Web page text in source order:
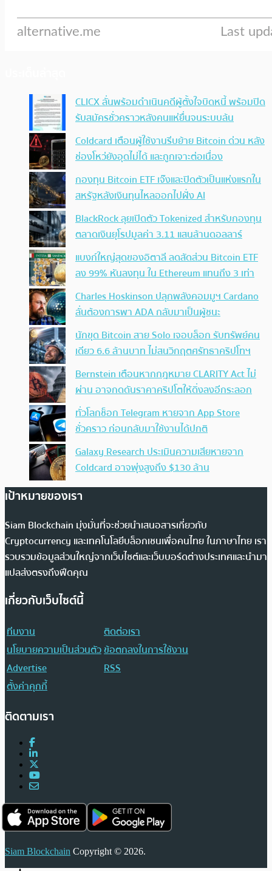
CLICX ลั่นพร้อมดำเนินคดีผู้ตั้งใจบิดหนี้ พร้อมปิด
รับสมัครชั่วคราวหลังคนแห่ยื่นจนระบบล้น
Coldcard เตือนผู้ใช้งานรีบย้าย Bitcoin ด่วน หลัง
ช่องโหว่ยังอุดไม่ได้ และถูกเจาะต่อเนื่อง
กองทุน Bitcoin ETF เจ๊งและปิดตัวเป็นแห่งแรกใน
สหรัฐหลังเงินทุนไหลออกไปฝั่ง AI
BlackRock ลุยเปิดตัว Tokenized สำหรับกองทุน
ตลาดเงินยุโรปมูลค่า 3.11 แสนล้านดอลลาร์
แบงก์ใหญ่สุดของอิตาลี ลดสัดส่วน Bitcoin ETF
ลง 99% หันลงทุน ใน Ethereum แทนถึง 3 เท่า
Charles Hoskinson ปลุกพลังคอมมูฯ Cardano
ลั่นต้องการพา ADA กลับมาเป็นผู้ชนะ
นักขุด Bitcoin สาย Solo เจอบล็อก รับทรัพย์คน
เดียว 6.6 ล้านบาท ไม่สนวิกฤตศรัทธาคริปโทฯ
Bernstein เตือนหากกฎหมาย CLARITY Act ไม่
ผ่าน อาจกดดันราคาคริปโตให้ดิ่งลงอีกระลอก
ทั่วโลกช็อก Telegram หายจาก App Store
ชั่วคราว ก่อนกลับมาใช้งานได้ปกติ
Galaxy Research ประเมินความเสียหายจาก
Coldcard อาจพุ่งสูงถึง $130 ล้าน
เป้าหมายของเรา
Siam Blockchain มุ่งมั่นที่จะช่วยนำเสนอสารเกี่ยวกับ
Cryptocurrency และเทคโนโลยีบล็อกเชนเพื่อคนไทย ในภาษาไทย เรา
รวบรวมข้อมูลส่วนใหญ่จากเว็บไซต์และเว็บบอร์ดต่างประเทศและนำมา
แปลส่งตรงถึงฟีดคุณ
เกี่ยวกับเว็บไซต์นี้
ทีมงาน
ติดต่อเรา
นโยบายความเป็นส่วนตัวข้อตกลงในการใช้งาน
Advertise
RSS
ตั้งค่าคุกกี้
ติดตามเรา
Siam Blockchain Copyright © 2026.